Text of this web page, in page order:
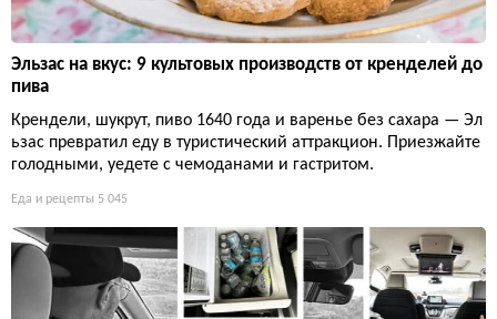
Эльзас на вкус: 9 культовых производств от кренделей до
пива
Крендели, шукрут, пиво 1640 года и варенье без сахара — Эл
ьзас превратил еду в туристический аттракцион. Приезжайте
голодными, уедете с чемоданами и гастритом.
Еда и рецепты 5 045